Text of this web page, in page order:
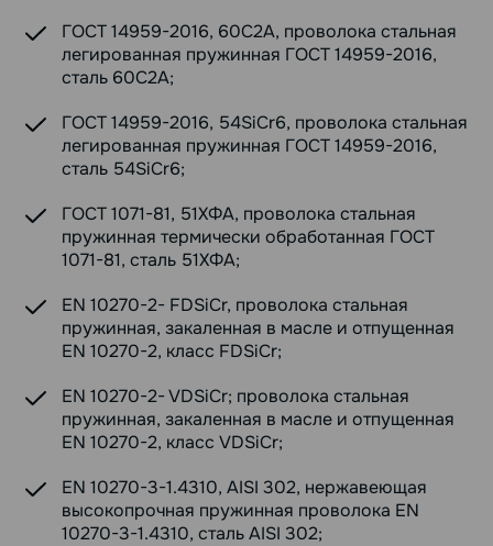
ГОСТ 14959-2016, 60С2А, проволока стальная
легированная пружинная ГОСТ 14959-2016,
сталь 60С2А;
ГОСТ 14959-2016, 54SiCr6, проволока стальная
легированная пружинная ГОСТ 14959-2016,
сталь 54SiCr6;
ГОСТ 1071-81, 51ХФА, проволока стальная
пружинная термически обработанная ГОСТ
1071-81, сталь 51ХФА;
EN 10270-2- FDSiCr, проволока стальная
пружинная, закаленная в масле и отпущенная
EN 10270-2, класс FDSiCr;
EN 10270-2- VDSiCr; проволока стальная
пружинная, закаленная в масле и отпущенная
EN 10270-2, класс VDSiCr;
EN 10270-3-1.4310, AISI 302, нержавеющая
высокопрочная пружинная проволока EN
10270-3-1.4310, сталь AISI 302;